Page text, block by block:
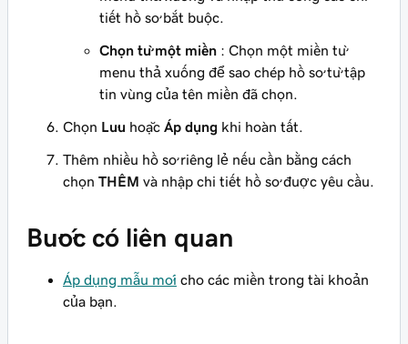
tiết hồ sơ bắt buộc.
Chọn từ một miền : Chọn một miền từ
menu thả xuống để sao chép hồ sơ từ tập
tin vùng của tên miền đã chọn.
Chọn Lưu hoặc Áp dụng khi hoàn tất.
Thêm nhiều hồ sơ riêng lẻ nếu cần bằng cách
chọn THÊM và nhập chi tiết hồ sơ được yêu cầu.
Bước có liên quan
Áp dụng mẫu mới cho các miền trong tài khoản
của bạn.